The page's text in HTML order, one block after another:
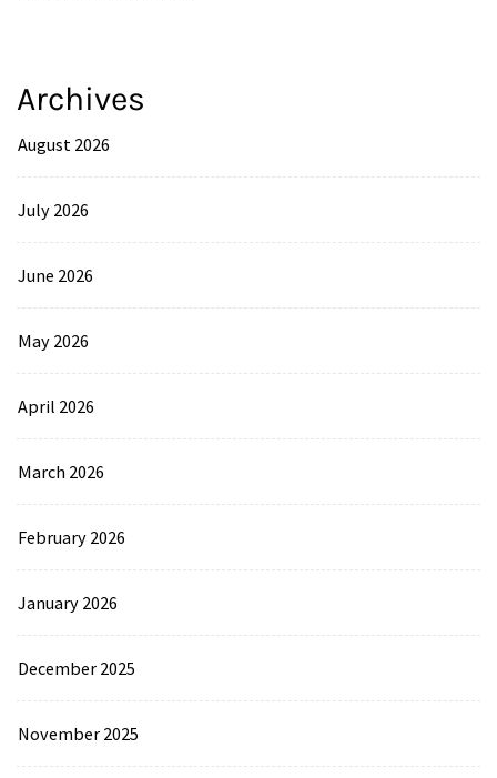
Archives
August 2026
July 2026
June 2026
May 2026
April 2026
March 2026
February 2026
January 2026
December 2025
November 2025